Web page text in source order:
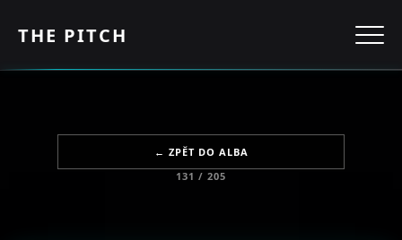
THE PITCH
← ZPĚT DO ALBA
131 / 205